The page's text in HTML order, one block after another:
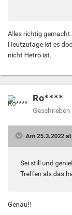
trennen bzw.
und konnte so
für sich selbst
dem ,was ist ,zu
Alles richtig
Heutzutage ist es
nicht Hetro ist.
Ro****
Geschrieben
Am 25.3.2022
Sei still und
Treffen als das
Genau!!